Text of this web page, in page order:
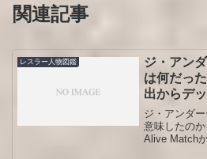
関連記事
レスラー人物図鑑
ジ・アン
は何だっ
出からデ
ジ・アンダ
意味したの
Alive Match